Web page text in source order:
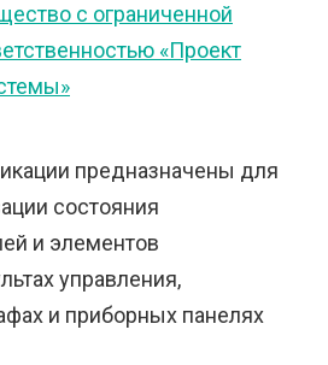
с ограниченной
«Проект
предназначены для
состояния
и элементов
управления,
и приборных панелях